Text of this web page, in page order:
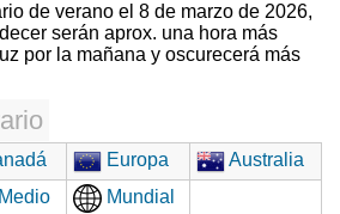
de verano el 8 de marzo de 2026,
serán aprox. una hora más
por la mañana y oscurecerá más
Europa
Australia
Mundial